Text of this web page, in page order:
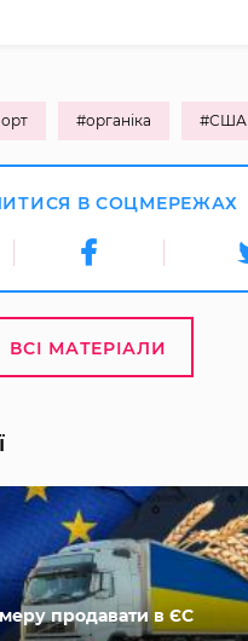
#органіка #США
В СОЦМЕРЕЖАХ
ВСІ МАТЕРІАЛИ
продавати в ЄС